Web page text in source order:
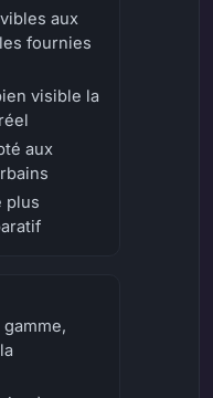
aux
fournies
visible la
aux
plus